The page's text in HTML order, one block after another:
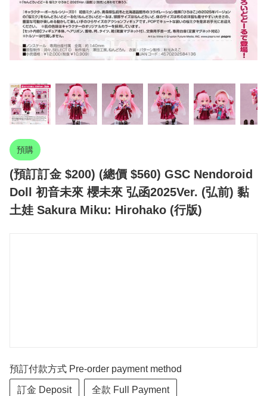
預購
(預訂訂金 $200) (總價 $560) GSC Nendoroid
Doll 初音未來 櫻未來 弘函2025Ver. (弘前) 黏
土娃 Sakura Miku: Hirohako (行版)
預訂付款方式 Pre-order payment method
訂金 Deposit 全款 Full Payment